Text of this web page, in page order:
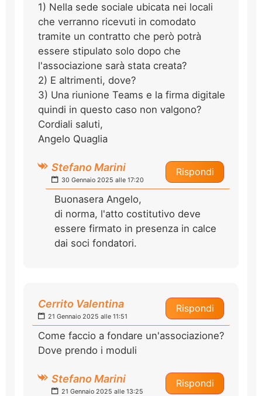
1) Nella sede sociale ubicata nei locali
che verranno ricevuti in comodato
tramite un contratto che però potrà
essere stipulato solo dopo che
l'associazione sarà stata creata?
2) E altrimenti, dove?
3) Una riunione Teams e la firma digitale
quindi in questo caso non valgono?
Cordiali saluti,
Angelo Quaglia
Rispondi
Stefano Marini
30 Gennaio 2025 alle 17:20
Buonasera Angelo,
di norma, l'atto costitutivo deve
essere firmato in presenza in calce
dai soci fondatori.
Rispondi
Cerrito Valentina
21 Gennaio 2025 alle 11:51
Come faccio a fondare un'associazione?
Dove prendo i moduli
Rispondi
Stefano Marini
21 Gennaio 2025 alle 13:25